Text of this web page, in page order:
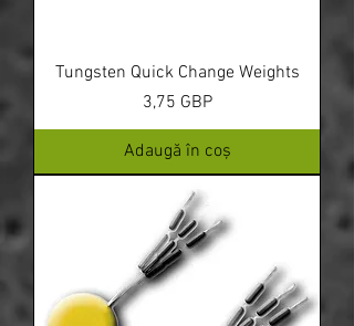
Tungsten Quick Change Weights
Preț
3,75 GBP
Adaugă în coș